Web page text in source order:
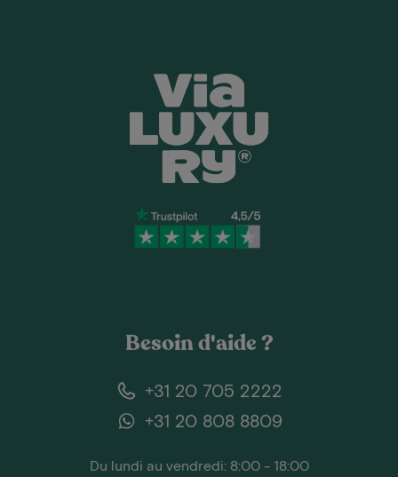
Besoin d'aide ?
+31 20 705 2222
+31 20 808 8809
Du lundi au vendredi: 8:00 - 18:00